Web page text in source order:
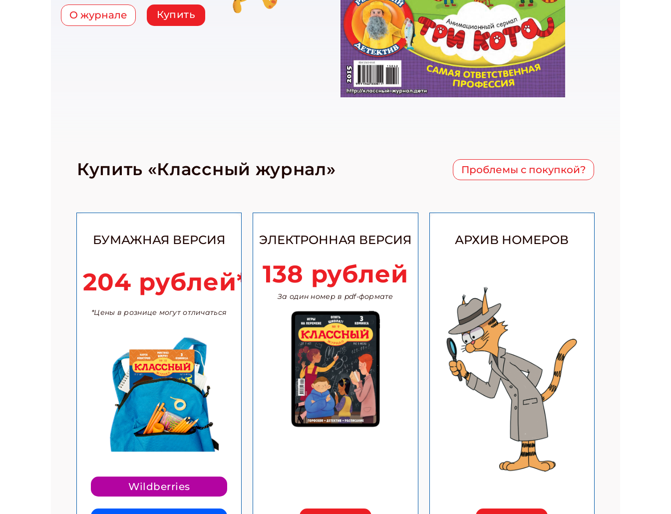
О журнале Купить
Купить «Классный журнал» Проблемы с покупкой?
БУМАЖНАЯ ВЕРСИЯ
204 рублей*
*Цены в рознице могут отличаться
Wildberries
ЭЛЕКТРОННАЯ ВЕРСИЯ
138 рублей
За один номер в pdf-формате
АРХИВ НОМЕРОВ
Подпишись на рассылку
Получи электронный "Классный журнал" в подарок!
Укажите имя
Укажите Ваш Email